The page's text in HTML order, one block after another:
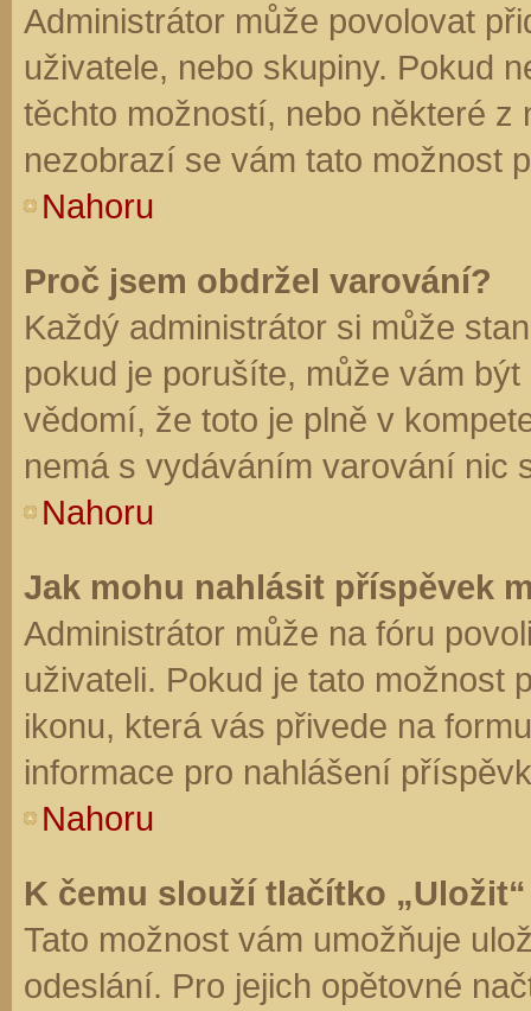
Administrátor může povolovat
uživatele, nebo skupiny. Pokud
těchto možností, nebo některé z
nezobrazí se vám tato možnost
Nahoru
Proč jsem obdržel varování?
Každý administrátor si může
pokud je porušíte, může vám
vědomí, že toto je plně v
nemá s vydáváním varování nic
Nahoru
Jak mohu nahlásit příspěvek
Administrátor může na fóru
uživateli. Pokud je tato možnost
ikonu, která vás přivede na
informace pro nahlášení
Nahoru
K čemu slouží tlačítko
Tato možnost vám umožňuje
odeslání. Pro jejich opětovné